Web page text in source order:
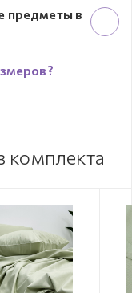
предметы в
комплекта